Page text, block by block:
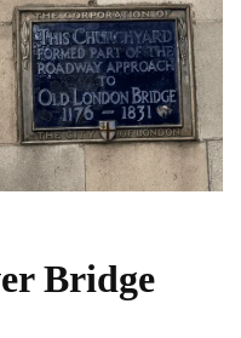
Bridge